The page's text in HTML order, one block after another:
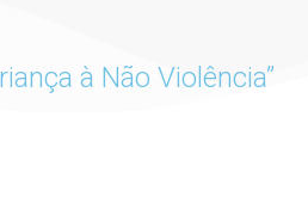
à Não Violência”